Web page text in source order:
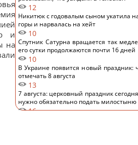
и
на
12
Никитюк с годовалым сыном укатила
горы и нарвалась на хейт
10
Спутник Сатурна вращается так
его сутки продолжаются почти 16 дней
10
В Украине появится новый праздник:
отмечать 8 августа
13
7 августа: церковный праздник
нужно обязательно подать милостыню
16